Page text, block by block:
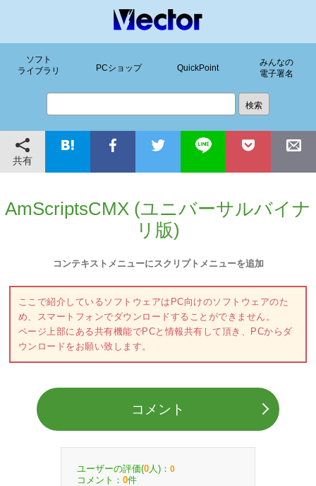
ソフト
ライブラリ
PCショップ QuickPoint
みんなの
電子署名
共有
AmScriptsCMX (ユニバーサルバイナ
リ版)
コンテキストメニューにスクリプトメニューを追加
ここで紹介しているソフトウェアはPC向けのソフトウェアのた
め、スマートフォンでダウンロードすることができません。
ページ上部にある共有機能でPCと情報共有して頂き、PCからダ
ウンロードをお願い致します。
コメント
ユーザーの評価(0 人)： 0
コメント： 0件